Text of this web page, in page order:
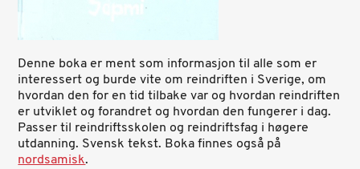
Denne boka er ment som informasjon til alle som er
interessert og burde vite om reindriften i Sverige, om
hvordan den for en tid tilbake var og hvordan reindriften
er utviklet og forandret og hvordan den fungerer i dag.
Passer til reindriftsskolen og reindriftsfag i høgere
utdanning. Svensk tekst. Boka finnes også på
nordsamisk.